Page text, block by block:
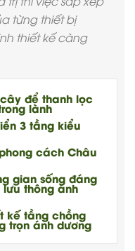
từng thiết bị
thiết kế càng
để thanh lọc
lành
3 tầng kiểu
cách Châu
gian sống đáng
thông ánh
kế tầng chồng
trọn ánh dương